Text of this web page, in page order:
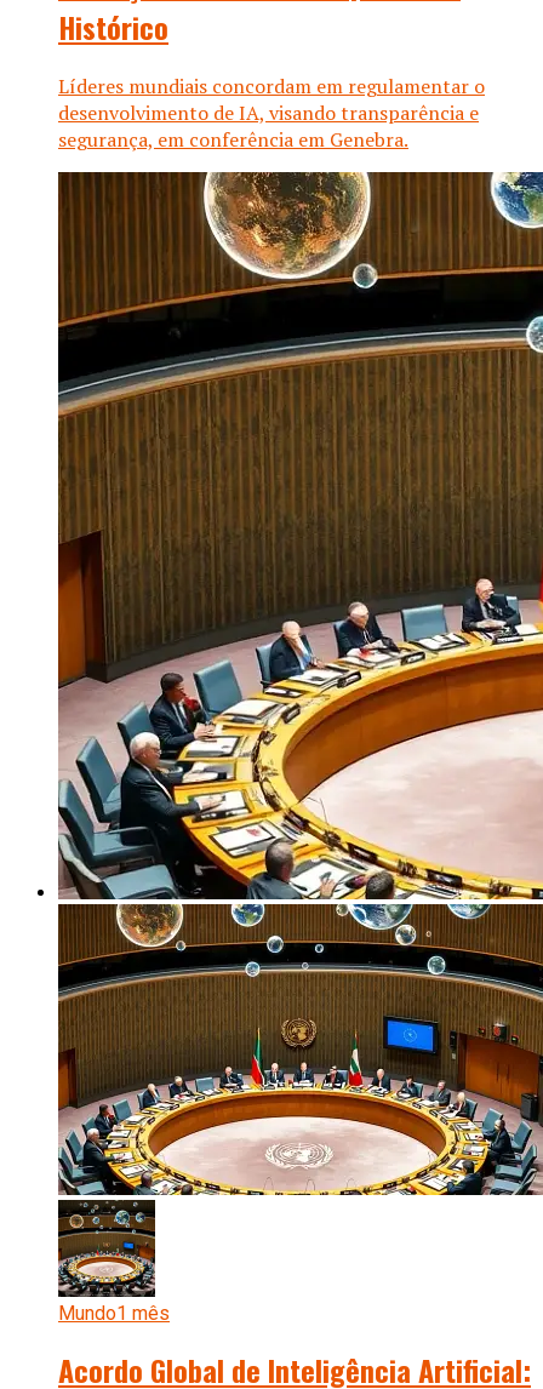
Histórico
Líderes mundiais concordam em regulamentar o
desenvolvimento de IA, visando transparência e
segurança, em conferência em Genebra.
Mundo1 mês
Acordo Global de Inteligência Artificial: